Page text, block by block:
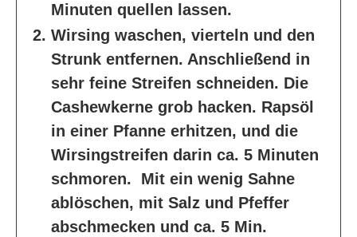
Minuten quellen lassen.
Wirsing waschen, vierteln und den
Strunk entfernen. Anschließend in
sehr feine Streifen schneiden. Die
Cashewkerne grob hacken. Rapsöl
in einer Pfanne erhitzen, und die
Wirsingstreifen darin ca. 5 Minuten
schmoren. Mit ein wenig Sahne
ablöschen, mit Salz und Pfeffer
abschmecken und ca. 5 Min.